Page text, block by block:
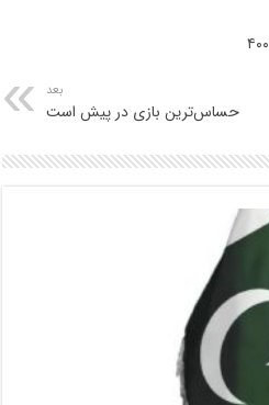
ماجرای مسدود شدن حساب ۴۰۰
بعد
حساس‌ترین بازی در پیش است